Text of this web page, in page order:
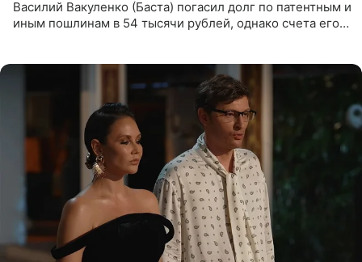
Василий Вакуленко (Баста) погасил долг по патентным и
иным пошлинам в 54 тысячи рублей, однако счета его